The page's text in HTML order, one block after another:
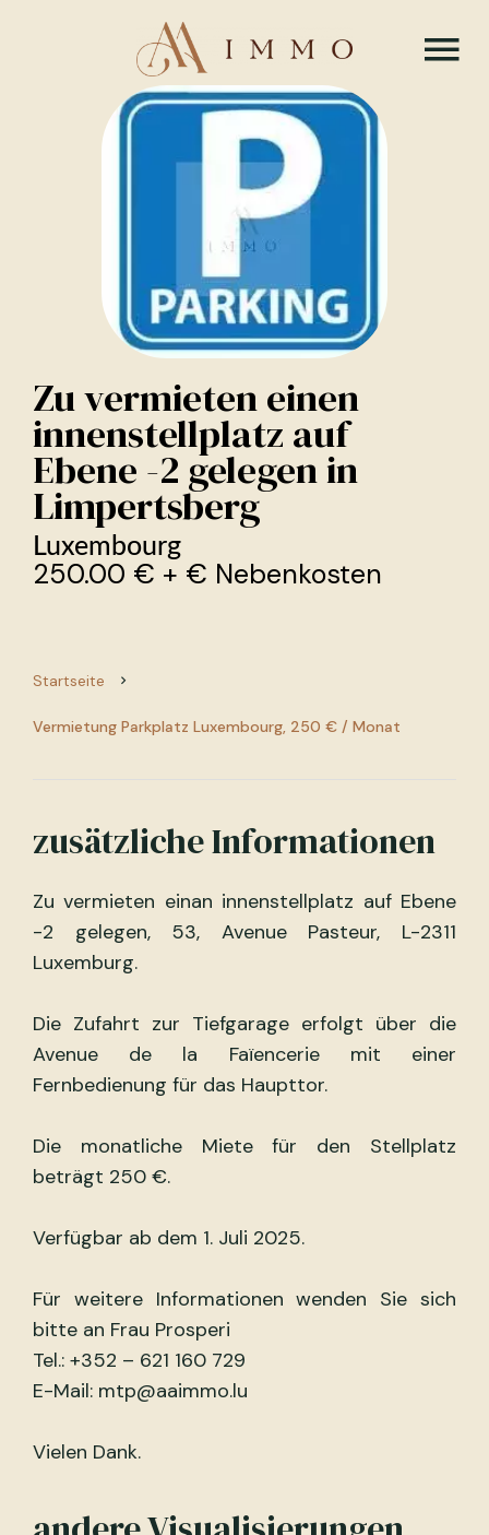
Zu vermieten einen
innenstellplatz auf
Ebene -2 gelegen in
Limpertsberg
Luxembourg
250.00 € + € Nebenkosten
Startseite
Vermietung Parkplatz Luxembourg, 250 € / Monat
zusätzliche Informationen
Zu vermieten einan innenstellplatz auf Ebene
-2 gelegen, 53, Avenue Pasteur, L-2311
Luxemburg.
Die Zufahrt zur Tiefgarage erfolgt über die
Avenue de la Faïencerie mit einer
Fernbedienung für das Haupttor.
Die monatliche Miete für den Stellplatz
beträgt 250 €.
Verfügbar ab dem 1. Juli 2025.
Für weitere Informationen wenden Sie sich
bitte an Frau Prosperi
Tel.: +352 – 621 160 729
E-Mail: mtp@aaimmo.lu
Vielen Dank.